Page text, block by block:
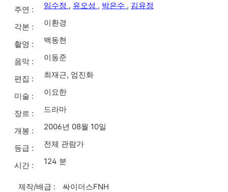
주연 : 임수정 , 유오성 , 박은수 , 김유정
각본 : 이환경
촬영 : 백동현
음악 : 이동준
편집 : 최재근, 엄진화
미술 : 이요한
장르 : 드라마
개봉 : 2006년 08월 10일
등급 : 전체 관람가
시간 : 124 분
제작/배급 :
싸이더스FNH